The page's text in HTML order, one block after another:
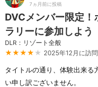
7ヵ月前に投稿
DVCメンバー限定！
ラリーに参加しよう
DLR：リゾート全般
★★★★ ★ 2025年12月に訪問
タイトルの通り、体験出来る
い申し訳ございません。